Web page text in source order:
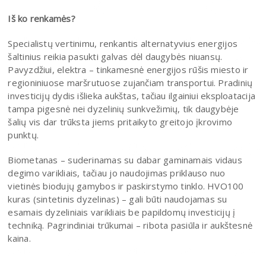
Iš ko renkamės?
Specialistų vertinimu, renkantis alternatyvius energijos
šaltinius reikia pasukti galvas dėl daugybės niuansų.
Pavyzdžiui, elektra – tinkamesnė energijos rūšis miesto ir
regioniniuose maršrutuose zujančiam transportui. Pradinių
investicijų dydis išlieka aukštas, tačiau ilgainiui eksploatacija
tampa pigesnė nei dyzelinių sunkvežimių, tik daugybėje
šalių vis dar trūksta jiems pritaikyto greitojo įkrovimo
punktų.
Biometanas – suderinamas su dabar gaminamais vidaus
degimo varikliais, tačiau jo naudojimas priklauso nuo
vietinės biodujų gamybos ir paskirstymo tinklo. HVO100
kuras (sintetinis dyzelinas) – gali būti naudojamas su
esamais dyzeliniais varikliais be papildomų investicijų į
techniką. Pagrindiniai trūkumai – ribota pasiūla ir aukštesnė
kaina.